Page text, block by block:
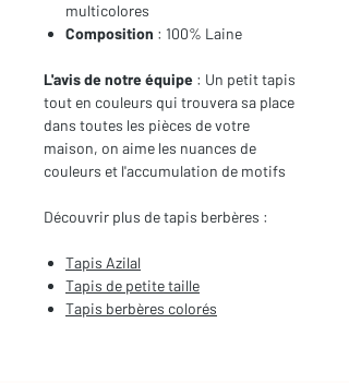
multicolores
Composition : 100% Laine
L'avis de notre équipe : Un petit tapis
tout en couleurs qui trouvera sa place
dans toutes les pièces de votre
maison, on aime les nuances de
couleurs et l'accumulation de motifs
Découvrir plus de tapis berbères :
Tapis Azilal
Tapis de petite taille
Tapis berbères colorés